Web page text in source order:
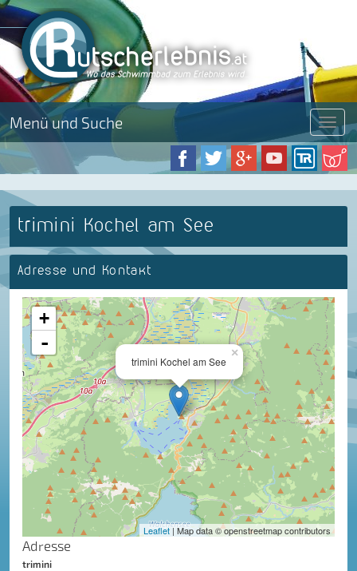
Menü und Suche Menü
trimini Kochel am See
Adresse und Kontakt
×
trimini Kochel am See
+
-
Leaflet| Map data © openstreetmap contributors
Adresse
trimini